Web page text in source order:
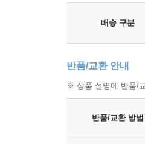
배송 구분
반품/교환 안내
※ 상품 설명에 반품/
반품/교환 방법